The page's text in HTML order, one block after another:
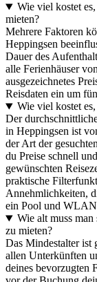
Wie viel kostet
mieten?
Mehrere Faktoren
Heppingsen
Dauer des
alle Ferienhäuser
ausgezeichnetes
Reisdaten ein um
Wie viel kostet
Der
in Heppingsen ist
der Art der
du Preise schnell
gewünschten
praktische
Annehmlichkeiten,
ein Pool und
Wie alt muss
zu mieten?
Das Mindestalter ist
allen Unterkünften
deines bevorzugten